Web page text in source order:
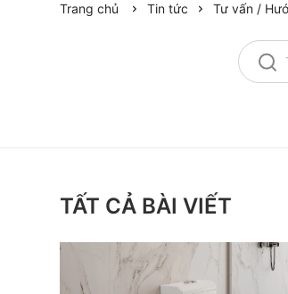
Trang chủ Tin tức Tư vấn /
TẤT CẢ BÀI VIẾT